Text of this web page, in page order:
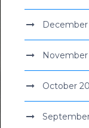
December
November
October